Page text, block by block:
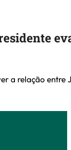
a relação